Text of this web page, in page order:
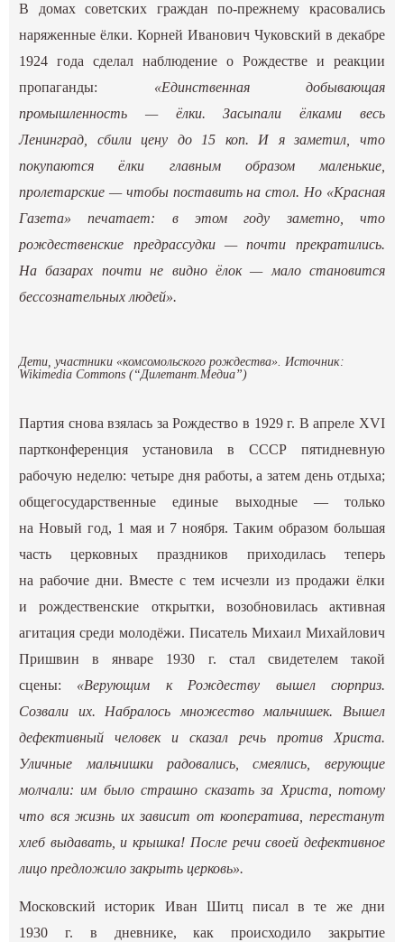
В домах советских граждан по-прежнему красовались
наряженные ёлки. Корней Иванович Чуковский в декабре
1924 года сделал наблюдение о Рождестве и реакции
пропаганды: «Единственная добывающая
промышленность — ёлки. Засыпали ёлками весь
Ленинград, сбили цену до 15 коп. И я заметил, что
покупаются ёлки главным образом маленькие,
пролетарские — чтобы поставить на стол. Но «Красная
Газета» печатает: в этом году заметно, что
рождественские предрассудки — почти прекратились.
На базарах почти не видно ёлок — мало становится
бессознательных людей».
Дети, участники «комсомольского рождества». Источник:
Wikimedia Commons (“Дилетант.Медиа”)
Партия снова взялась за Рождество в 1929 г. В апреле XVI
партконференция установила в СССР пятидневную
рабочую неделю: четыре дня работы, а затем день отдыха;
общегосударственные единые выходные — только
на Новый год, 1 мая и 7 ноября. Таким образом большая
часть церковных праздников приходилась теперь
на рабочие дни. Вместе с тем исчезли из продажи ёлки
и рождественские открытки, возобновилась активная
агитация среди молодёжи. Писатель Михаил Михайлович
Пришвин в январе 1930 г. стал свидетелем такой
сцены: «Верующим к Рождеству вышел сюрприз.
Созвали их. Набралось множество мальчишек. Вышел
дефективный человек и сказал речь против Христа.
Уличные мальчишки радовались, смеялись, верующие
молчали: им было страшно сказать за Христа, потому
что вся жизнь их зависит от кооператива, перестанут
хлеб выдавать, и крышка! После речи своей дефективное
лицо предложило закрыть церковь».
Московский историк Иван Шитц писал в те же дни
1930 г. в дневнике, как происходило закрытие